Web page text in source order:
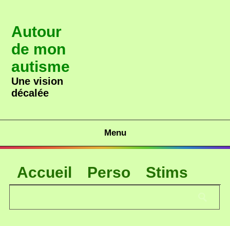
Autour
de mon
autisme
Une vision
décalée
Menu
Accueil Perso Stims